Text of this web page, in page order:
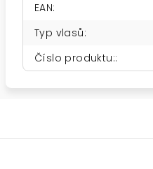
EAN:
Typ vlasů:
Číslo produktu::